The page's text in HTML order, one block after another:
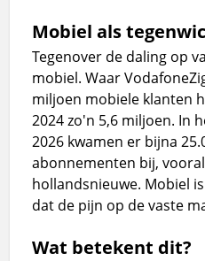
Mobiel als
Tegenover de daling op
mobiel. Waar
miljoen mobiele klanten
2024 zo'n 5,6 miljoen. In
2026 kwamen er bijna
abonnementen bij,
hollandsnieuwe. Mobiel
dat de pijn op de vaste
Wat betekent dit?